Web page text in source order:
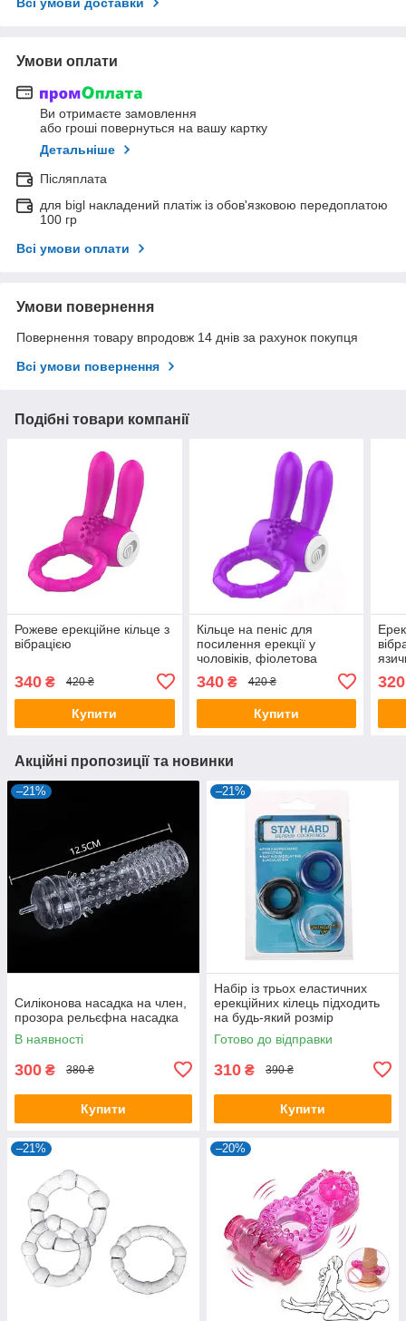
Умови оплати
Ви отримаєте замовлення
або гроші повернуться на вашу картку
Детальніше
Післяплата
для bigl накладений платіж із обов'язковою передоплатою
100 гр
Всі умови оплати
Умови повернення
Повернення товару впродовж 14 днів за рахунок покупця
Всі умови повернення
Подібні товари компанії
Рожеве ерекційне кільце з
вібрацією
340 ₴ 420 ₴
Купити
Кільце на пеніс для
посилення ерекції у
чоловіків, фіолетова
вібрацією
340₴ 420 ₴
Купити
320
Акційні пропозиції та новинки
–21%
Силіконова насадка на член,
прозора рельєфна насадка
В наявності
300 ₴ 380 ₴
Купити
–21%
Набір із трьох еластичних
ерекційних кілець підходить
на будь-який розмір
Готово до відправки
310 ₴ 390 ₴
Купити
–21% –20%